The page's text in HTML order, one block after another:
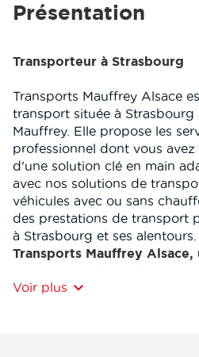
Présentation
Transporteur à Strasbourg
Transports Mauffrey Alsace
transport située à
Mauffrey. Elle propose les
professionnel dont vous avez
d'une solution clé en main
avec nos solutions de
véhicules avec ou sans
des prestations de transport
à Strasbourg et ses alentours.
Transports Mauffrey Alsace,
transport spécialisée
Voir plus